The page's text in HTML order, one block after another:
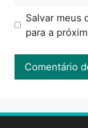
Salvar meus
para a